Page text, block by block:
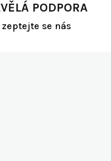
PODPORA
zeptejte se nás